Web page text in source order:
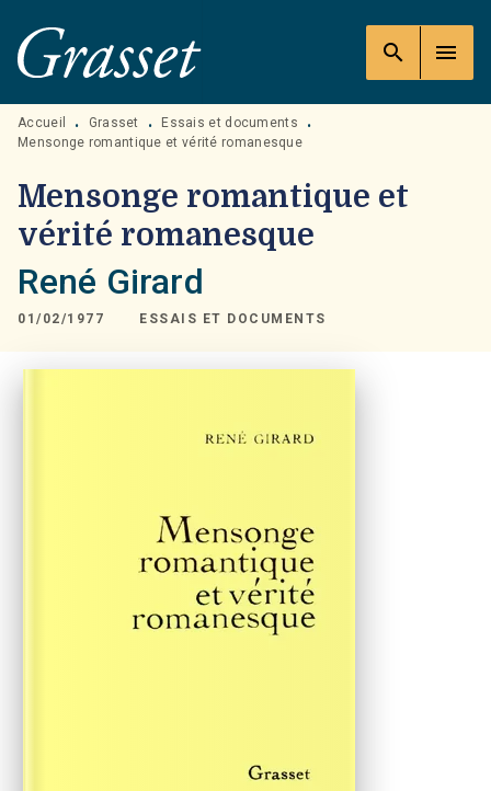
MENU RECHERCHE
PIED DE PAGE
search menu
Accueil • Grasset • Essais et documents
•
Mensonge romantique et vérité romanesque
Mensonge romantique et
vérité romanesque
René Girard
01/02/1977 ESSAIS ET DOCUMENTS